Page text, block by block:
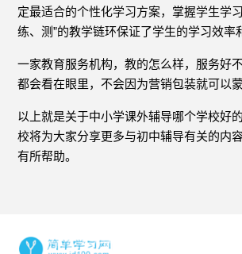
定最适合的个性化学习方案，掌握学生学习
练、测”的教学链环保证了学生的学习效率
一家教育服务机构，教的怎么样，服务好
都会看在眼里，不会因为营销包装就可以蒙
以上就是关于中小学课外辅导哪个学校好
校将为大家分享更多与初中辅导有关的内
有所帮助。